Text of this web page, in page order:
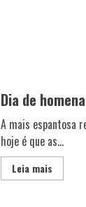
Dia de
A mais espantosa
hoje é que as...
Leia mais